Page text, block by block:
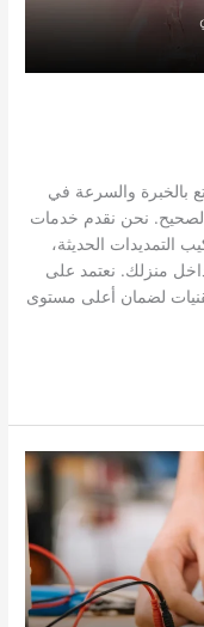
بالخبرة والسرعة في
الصحيح. نحن نقدم خدمات
التمديدات الحديثة،
منزلك. نعتمد على
لضمان أعلى مستوى